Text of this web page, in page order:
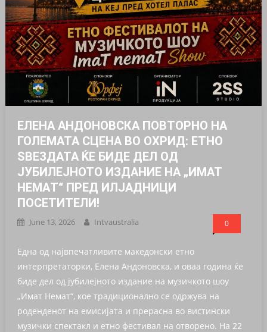
ЕЛЕНА АНДОНОВСКА ПОВТОРНО НА
ГОЛЕМАТА СЦЕНА ВО ОХРИД: ЕТНО
ЅВЕЗДАТА ЌЕ БИДЕ ДЕЛ ОД
ЈУБИЛЕЈНОТО ИЗДАНИЕ НА „ИМАТ
НЕМАT“ ПРЕД ИЛЈАДНИЦИ
ПОСЕТИТЕЛИ!
June 13, 2026 Intvaustralia 0
Една од највпечатливите македонски етно
интерпретаторки, Елена Андоновска, и оваа година ќе
биде дел од јубилејното издание на музичкото шоу
„Имат Немат“, кое традиционално се одржува на
роденденот на емисијата и прерасна во вистински
музички спектакл и етно фестивал на отворено. На 22